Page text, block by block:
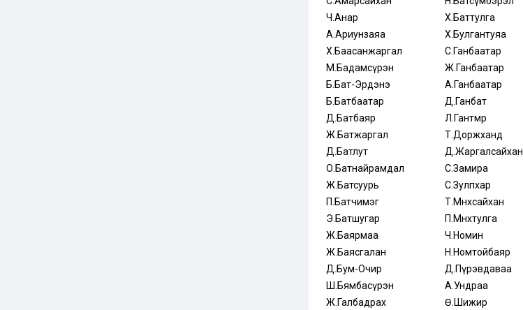
Ч.Анар
А.Ариунзаяа
Х.Баасанжаргал
М.Бадамсүрэн
Б.Бат-Эрдэнэ
Б.Батбаатар
Д.Батбаяр
Ж.Батжаргал
Д.Батлут
О.Батнайрамдал
Ж.Батсуурь
П.Батчимэг
Э.Батшугар
Ж.Баярмаа
Ж.Баясгалан
Д.Бум-Очир
Ш.Бямбасүрэн
Ж.Галбадрах
Х.Баттулга
Х.Булгантуяа
С.Ганбаатар
Ж.Ганбаатар
А.Ганбаатар
Д.Ганбат
Л.Гантөмөр
Т.Доржханд
Д.Жаргалсайхан
С.Замира
С.Зулпхар
Т.Мөнхсайхан
П.Мөнхтулга
Ч.Номин
Н.Номтойбаяр
Д.Пүрэвдаваа
А.Ундраа
Ө.Шижир